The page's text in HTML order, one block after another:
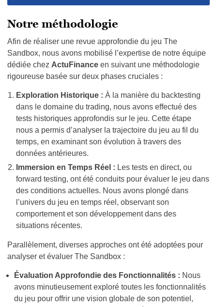
Sandbox, nous avons mobilisé l’expertise de notre équipe
dédiée chez
ActuFinance
en suivant une méthodologie
rigoureuse basée sur deux phases cruciales :
Exploration Historique :À la manière du backtesting
dans le domaine du trading, nous avons effectué des
tests historiques approfondis sur le jeu. Cette étape
temps, en examinant son évolution à travers des
données antérieures.
Immersion en Temps Réel : Les tests en direct, ou
forward testing, ont été conduits pour évaluer le jeu dans
des conditions actuelles. Nous avons plongé dans
l’univers du jeu en temps réel, observant son
comportement et son développement dans des
situations récentes.
Parallèlement, diverses approches ont été adoptées pour
analyser et évaluer The Sandbox :
Évaluation Approfondie des Fonctionnalités :
avons minutieusement exploré toutes les fonctionnalités
du jeu pour offrir une vision globale de son potentiel,
l’expérience de jeu.
Analyse de l’Expérience Utilisateur :L’ergonomie, la
navigation intuitive, et la convivialité générale du jeu ont